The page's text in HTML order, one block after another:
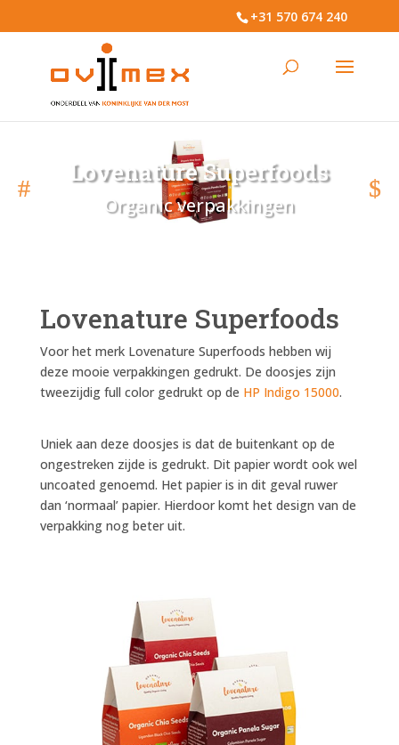
+31 570 674 240
Lovenature Superfoods
Organic verpakkingen
Lovenature Superfoods
Voor het merk Lovenature Superfoods hebben wij
deze mooie verpakkingen gedrukt. De doosjes zijn
tweezijdig full color gedrukt op de HP Indigo 15000.
Uniek aan deze doosjes is dat de buitenkant op de
ongestreken zijde is gedrukt. Dit papier wordt ook wel
uncoated genoemd. Het papier is in dit geval ruwer
dan ‘normaal’ papier. Hierdoor komt het design van de
verpakking nog beter uit.